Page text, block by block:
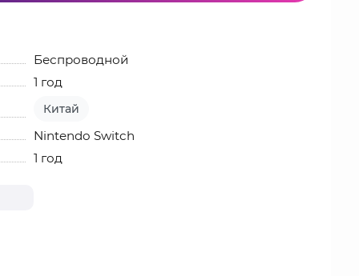
Беспроводной
1 год
Китай
Nintendo Switch
1 год